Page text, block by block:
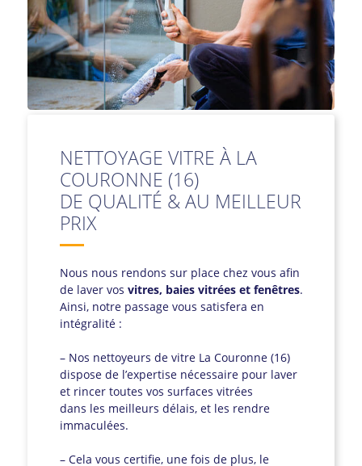
NETTOYAGE VITRE À LA
COURONNE (16)
DE QUALITÉ & AU MEILLEUR
PRIX
Nous nous rendons sur place chez vous afin
de laver vos vitres, baies vitrées et fenêtres.
Ainsi, notre passage vous satisfera en
intégralité :
– Nos nettoyeurs de vitre La Couronne (16)
dispose de l’expertise nécessaire pour laver
et rincer toutes vos surfaces vitrées
dans les meilleurs délais, et les rendre
immaculées.
– Cela vous certifie, une fois de plus, le